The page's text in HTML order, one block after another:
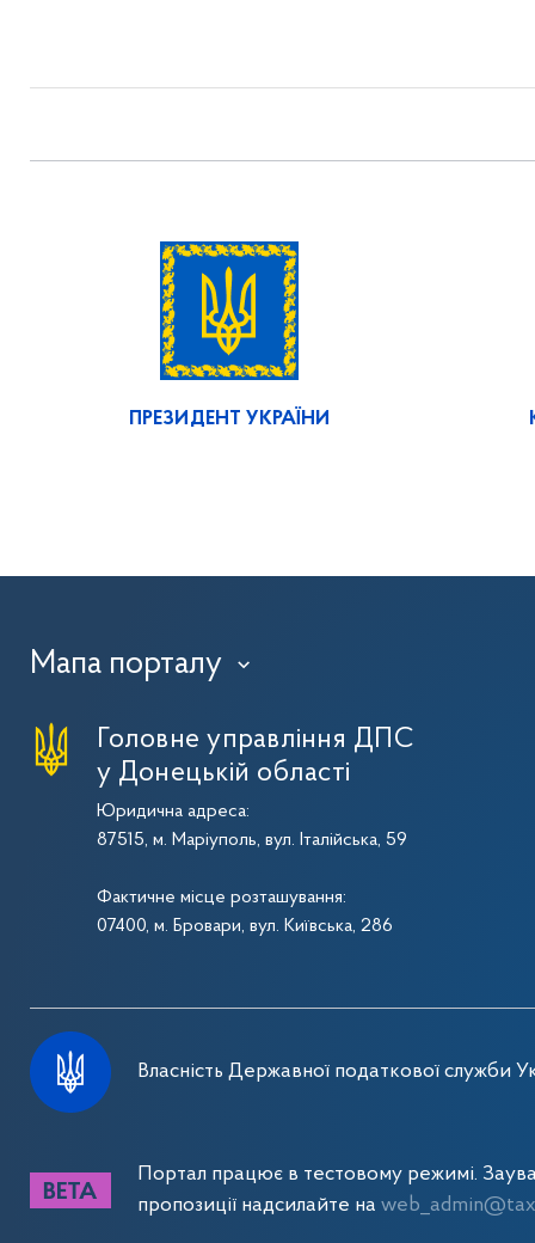
ПРЕЗИДЕНТ УКРАЇНИ
Мапа порталу ›
Головне управління ДПС
у Донецькій області
Юридична адреса:
87515, м. Маріуполь, вул. Італійська, 59
Фактичне місце розташування:
07400, м. Бровари, вул. Київська, 286
Власність Державної податкової служби
Портал працює в тестовому режимі.
пропозиції надсилайте на